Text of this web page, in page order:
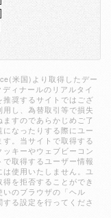
]
米国)より取得したデー
ィナールのリアルタイ
奨するサイトではござ
し、為替取引等で損失
すのであらかじめご了
なったりする際にユー
。当サイトで取得する
キーやウェブビーコン
取得するユーザー情報
使用いたしません。ユ
を拒否することができ
のブラウザの「ヘル
る設定を行ってくださ